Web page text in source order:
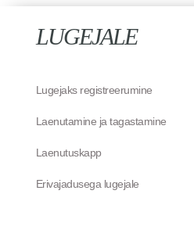
LUGEJALE
Lugejaks registreerumine
Laenutamine ja tagastamine
Laenutuskapp
Erivajadusega lugejale